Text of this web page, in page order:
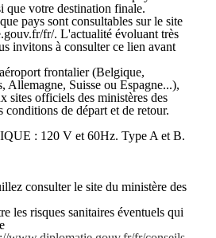
que votre destination finale.
pays sont consultables sur le site
fr/. L'actualité évoluant très
invitons à consulter ce lien avant
frontalier (Belgique,
Allemagne, Suisse ou Espagne...),
sites officiels des ministères des
conditions de départ et de retour.
: 120 V et 60Hz. Type A et B.
consulter le site du ministère des
les risques sanitaires éventuels qui